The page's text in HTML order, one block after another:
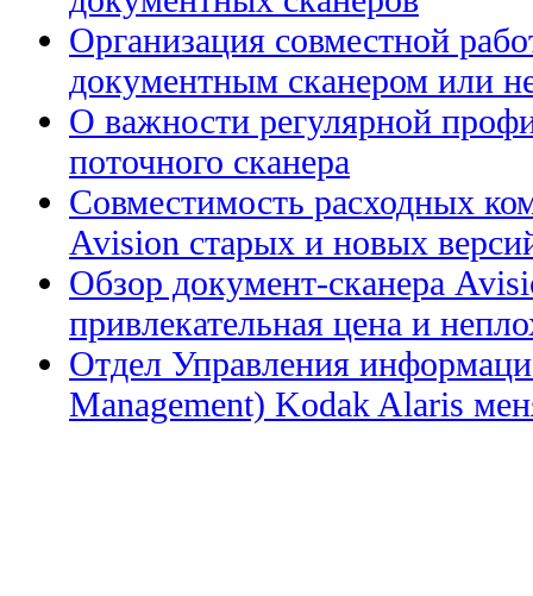
Организация совместной
документным сканером или
О важности регулярной
поточного сканера
Совместимость расходных
Avision старых и новых
Обзор документ-сканера
привлекательная цена и
Отдел Управления
Management) Kodak Alaris